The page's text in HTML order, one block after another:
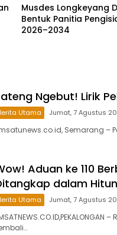
Musdes Longkeyang
Bentuk Panitia
2026–2034
Ngebut! Lirik
Utama Jumat, 7 Agustus
Semarang –
Aduan ke 110
dalam
Utama Jumat, 7 Agustus